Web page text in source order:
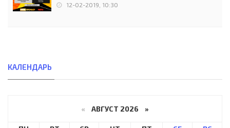
12-02-2019, 10:30
КАЛЕНДАРЬ
« АВГУСТ 2026 »